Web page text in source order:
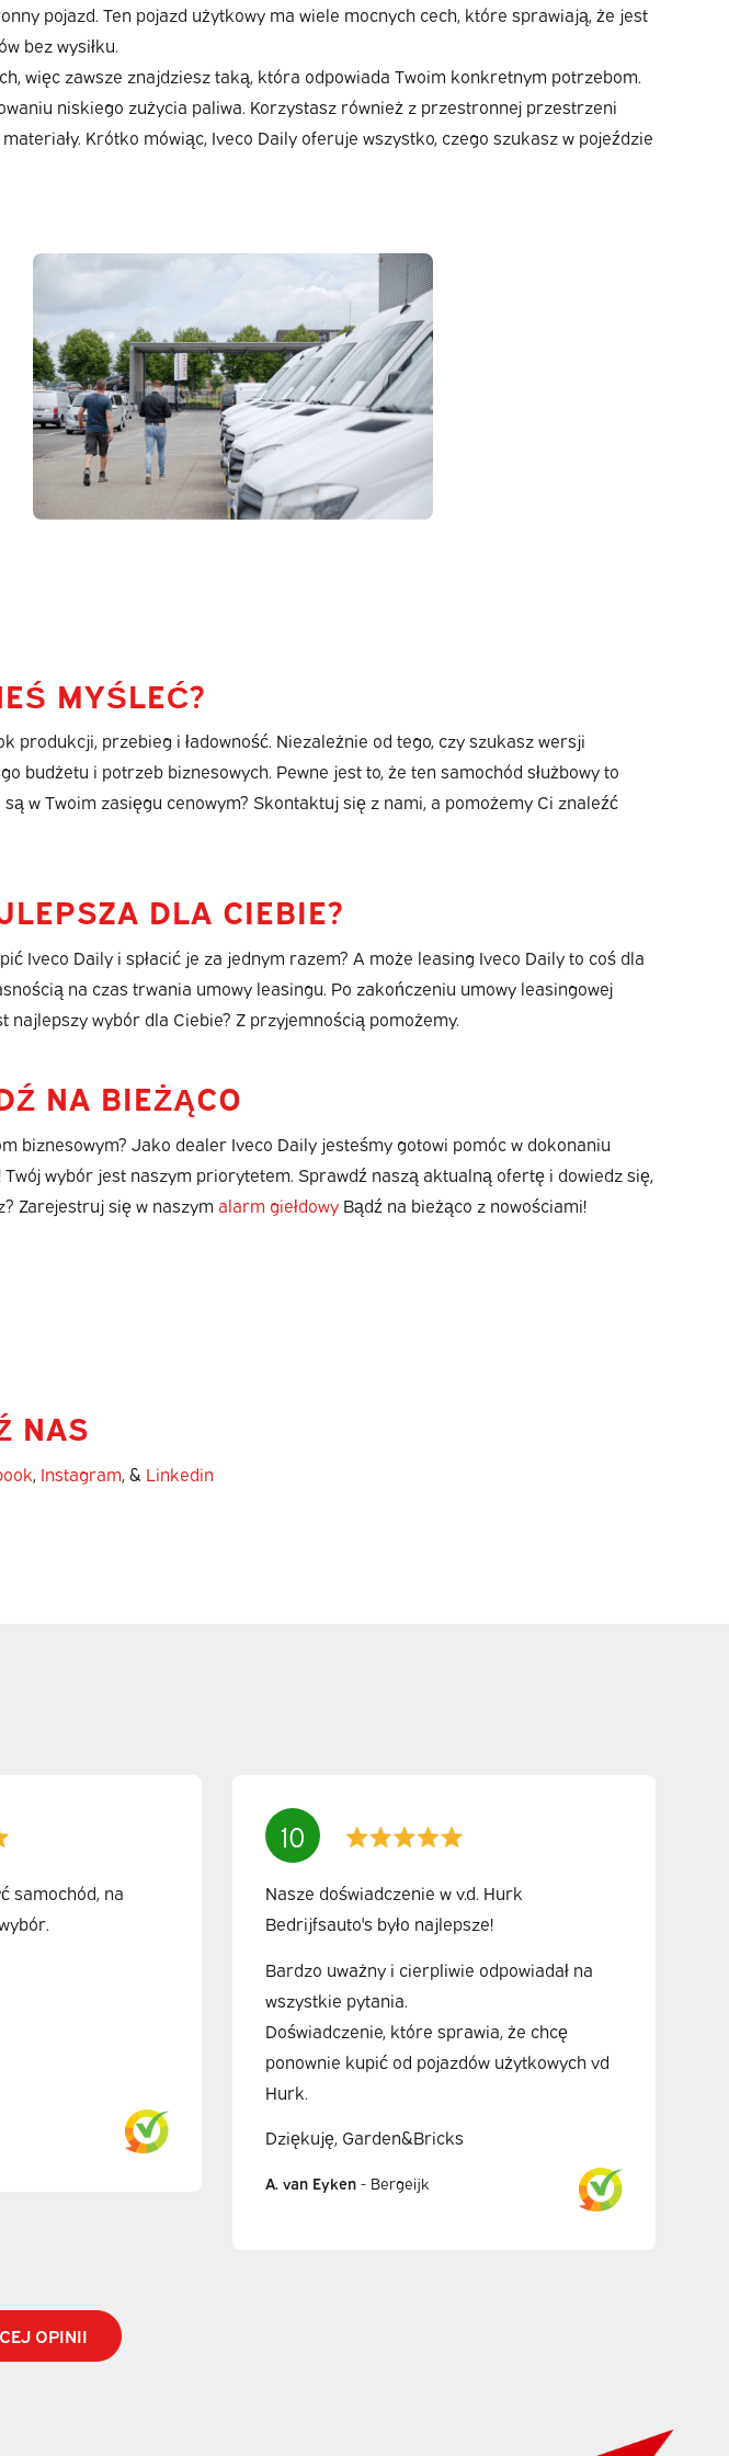
pojazd. Ten pojazd użytkowy ma wiele mocnych cech, które sprawiają, że jest
bez wysiłku.
więc zawsze znajdziesz taką, która odpowiada Twoim konkretnym potrzebom.
niskiego zużycia paliwa. Korzystasz również z przestronnej przestrzeni
Krótko mówiąc, Iveco Daily oferuje wszystko, czego szukasz w pojeździe
MYŚLEĆ?
przebieg i ładowność. Niezależnie od tego, czy szukasz wersji
budżetu i potrzeb biznesowych. Pewne jest to, że ten samochód służbowy to
w Twoim zasięgu cenowym? Skontaktuj się z nami, a pomożemy Ci znaleźć
DLA CIEBIE?
Iveco Daily i spłacić je za jednym razem? A może leasing Iveco Daily to coś dla
na czas trwania umowy leasingu. Po zakończeniu umowy leasingowej
najlepszy wybór dla Ciebie? Z przyjemnością pomożemy.
NA BIEŻĄCO
biznesowym? Jako dealer Iveco Daily jesteśmy gotowi pomóc w dokonaniu
wybór jest naszym priorytetem. Sprawdź naszą aktualną ofertę i dowiedz się,
Zarejestruj się w naszym alarm giełdowy Bądź na bieżąco z nowościami!
NAS
, Instagram, & Linkedin
samochód, na
10
Nasze doświadczenie w v.d. Hurk
Bedrijfsauto's było najlepsze!
Bardzo uważny i cierpliwie odpowiadał na
wszystkie pytania.
Doświadczenie, które sprawia, że chcę
ponownie kupić od pojazdów użytkowych vd
Hurk.
Dziękuję, Garden&Bricks
A. van Eyken - Bergeijk
OPINII